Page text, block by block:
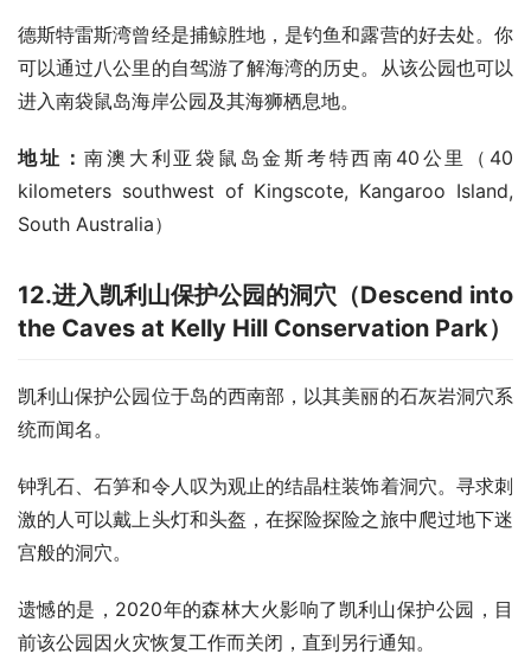
德斯特雷斯湾曾经是捕鲸胜地，是钓鱼和露营的好去处。你
可以通过八公里的自驾游了解海湾的历史。从该公园也可以
进入南袋鼠岛海岸公园及其海狮栖息地。
地址：南澳大利亚袋鼠岛金斯考特西南40公里（40
kilometers southwest of Kingscote, Kangaroo Island,
South Australia）
12.进入凯利山保护公园的洞穴（Descend into
the Caves at Kelly Hill Conservation Park）
凯利山保护公园位于岛的西南部，以其美丽的石灰岩洞穴系
统而闻名。
钟乳石、石笋和令人叹为观止的结晶柱装饰着洞穴。寻求刺
激的人可以戴上头灯和头盔，在探险探险之旅中爬过地下迷
宫般的洞穴。
遗憾的是，2020年的森林大火影响了凯利山保护公园，目
前该公园因火灾恢复工作而关闭，直到另行通知。